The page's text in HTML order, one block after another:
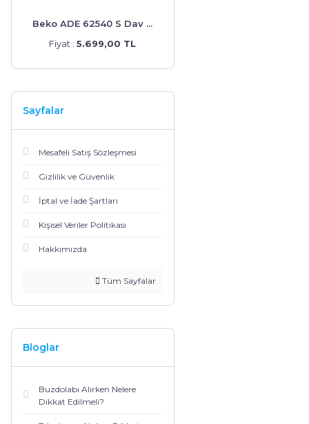
Beko ADE 62540 S Dav ...
Fiyat :5.699,00 TL
Sayfalar
Mesafeli Satış Sözleşmesi
Gizlilik ve Güvenlik
İptal ve İade Şartları
Kişisel Veriler Politikası
Hakkımızda
Tüm Sayfalar
Bloglar
Buzdolabı Alırken Nelere
Dikkat Edilmeli?